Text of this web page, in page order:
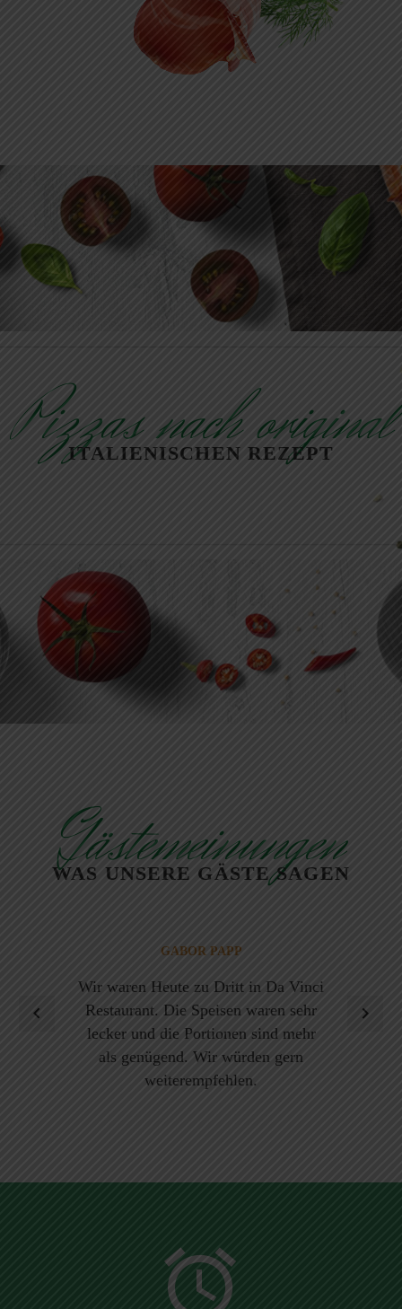
Pizzas nach original
ITALIENISCHEN REZEPT
Gästemeinungen
WAS UNSERE GÄSTE SAGEN
GABOR PAPP
Wir waren Heute zu Dritt in Da Vinci
Restaurant. Die Speisen waren sehr
lecker und die Portionen sind mehr
als genügend. Wir würden gern
weiterempfehlen.

